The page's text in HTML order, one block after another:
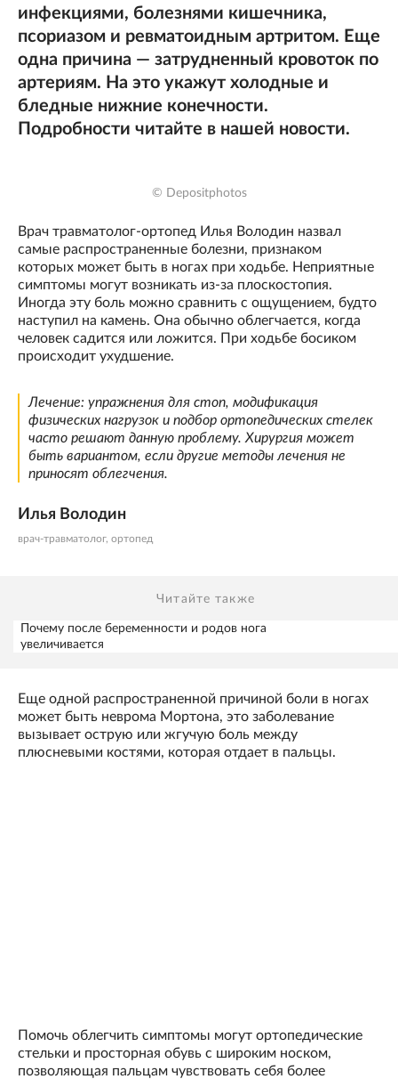
инфекциями, болезнями кишечника,
псориазом и ревматоидным артритом. Еще
одна причина — затрудненный кровоток по
артериям. На это укажут холодные и
бледные нижние конечности.
Подробности читайте в нашей новости.
© Depositphotos
Врач травматолог-ортопед Илья Володин назвал
самые распространенные болезни, признаком
которых может быть в ногах при ходьбе. Неприятные
симптомы могут возникать из-за плоскостопия.
Иногда эту боль можно сравнить с ощущением, будто
наступил на камень. Она обычно облегчается, когда
человек садится или ложится. При ходьбе босиком
происходит ухудшение.
Лечение: упражнения для стоп, модификация
физических нагрузок и подбор ортопедических стелек
часто решают данную проблему. Хирургия может
быть вариантом, если другие методы лечения не
приносят облегчения.
Илья Володин
врач-травматолог, ортопед
Читайте также
Почему после беременности и родов нога
увеличивается
Еще одной распространенной причиной боли в ногах
может быть неврома Мортона, это заболевание
вызывает острую или жгучую боль между
плюсневыми костями, которая отдает в пальцы.
Помочь облегчить симптомы могут ортопедические
стельки и просторная обувь с широким носком,
позволяющая пальцам чувствовать себя более